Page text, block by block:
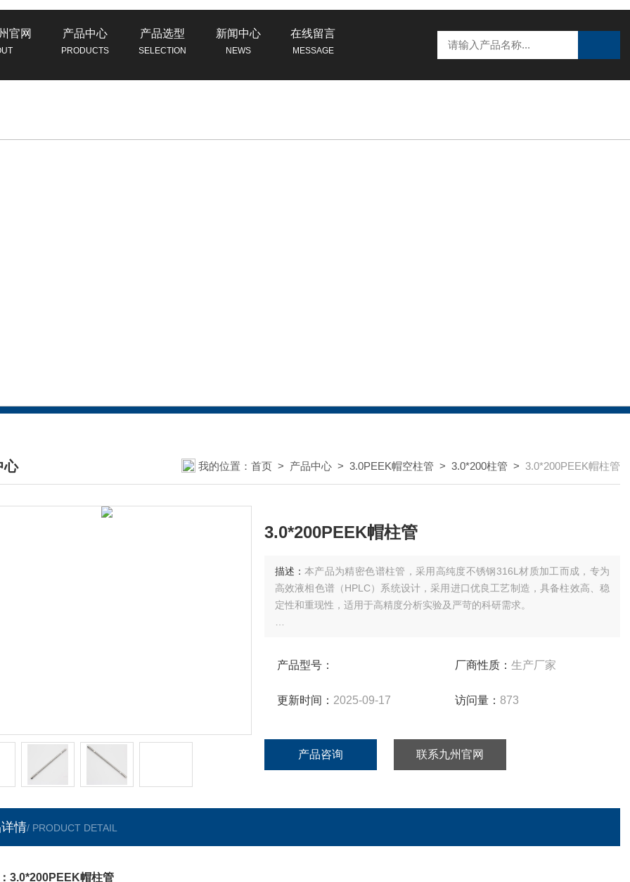
官网 产品中心
PRODUCTS
产品选型
SELECTION
新闻中心
NEWS
在线留言
MESSAGE
心
CENTER
我的位置： 首页 > 产品中心 > 3.0PEEK帽空柱管 > 3.0*200柱管 > 3.0*200PEEK帽柱管
3.0*200PEEK帽柱管
描述： 本产品为精密色谱柱管，采用高纯度不锈钢316L材质加工而成，专为
高效液相色谱（HPLC）系统设计，采用进口优良工艺制造，具备柱效高、稳
定性和重现性，适用于高精度分析实验及严苛的科研需求。
产品型号： 厂商性质： 生产厂家
更新时间： 2025-09-17 访问量： 873
产品咨询 联系九州官网
情/ PRODUCT DETAIL
3.0*200PEEK帽柱管